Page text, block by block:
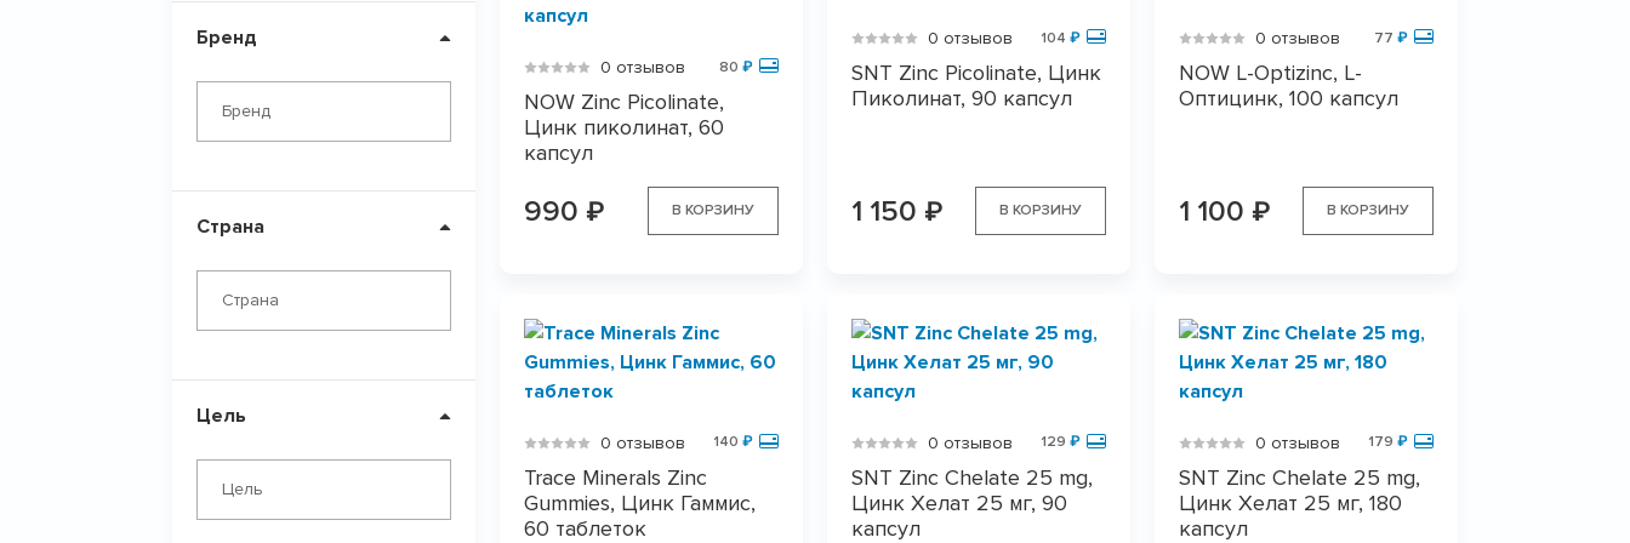
Бренд
Бренд
Страна
Страна
Цель
Цель
0 отзывов 80 ₽
NOW Zinc Picolinate,
Цинк пиколинат, 60
капсул
990 ₽ В КОРЗИНУ
0 отзывов 104 ₽
SNT Zinc Picolinate, Цинк
Пиколинат, 90 капсул
1 150 ₽ В КОРЗИНУ
0 отзывов 77 ₽
NOW L-Optizinc, L-
Оптицинк, 100 капсул
1 100 ₽ В КОРЗИНУ
0 отзывов 140 ₽
Trace Minerals Zinc
Gummies, Цинк Гаммис,
60 таблеток
0 отзывов 129 ₽
SNT Zinc Chelate 25 mg,
Цинк Хелат 25 мг, 90
капсул
0 отзывов 179 ₽
SNT Zinc Chelate 25 mg,
Цинк Хелат 25 мг, 180
капсул